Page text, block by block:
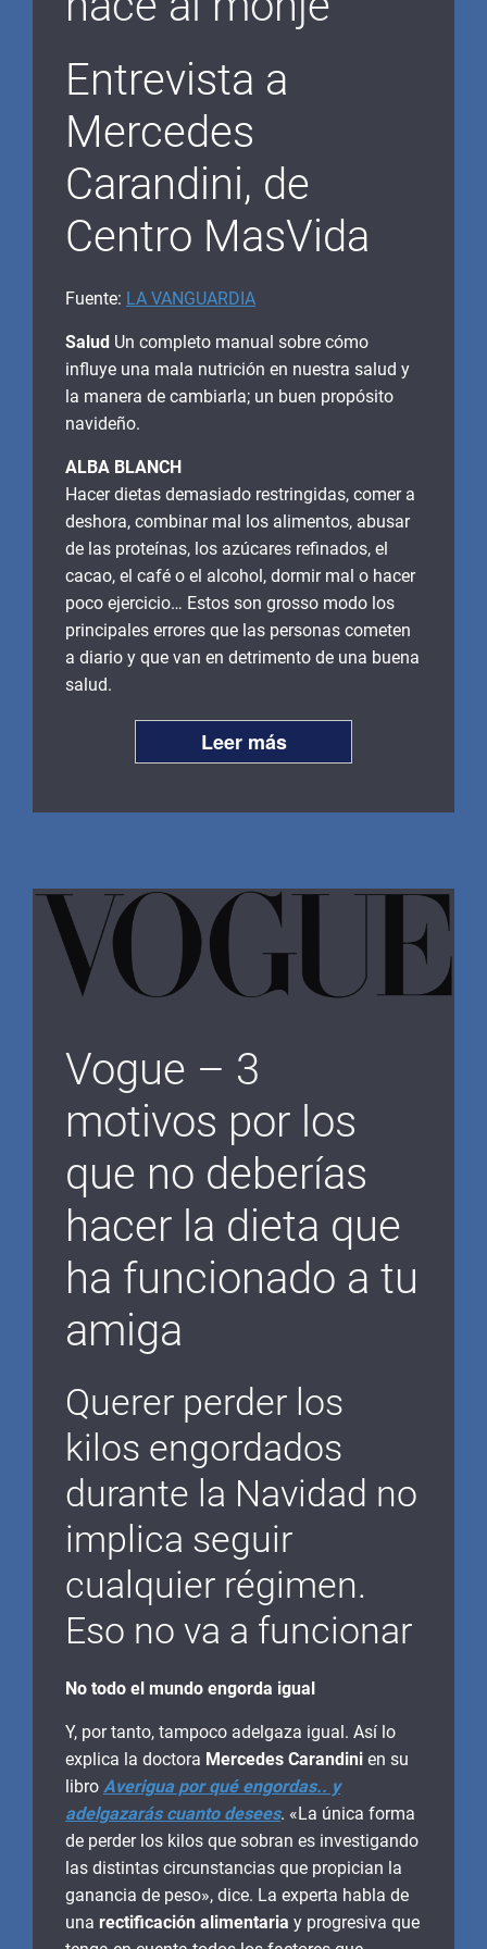
Entrevista a
Mercedes
Carandini, de
Centro MasVida
Fuente: LA VANGUARDIA
Salud Un completo manual sobre cómo
influye una mala nutrición en nuestra salud y
la manera de cambiarla; un buen propósito
navideño.
ALBA BLANCH
Hacer dietas demasiado restringidas, comer a
deshora, combinar mal los alimentos, abusar
de las proteínas, los azúcares refinados, el
cacao, el café o el alcohol, dormir mal o hacer
poco ejercicio… Estos son grosso modo los
principales errores que las personas cometen
a diario y que van en detrimento de una buena
salud.
Leer más
Vogue – 3
motivos por los
que no deberías
hacer la dieta que
ha funcionado a tu
amiga
Querer perder los
kilos engordados
durante la Navidad no
implica seguir
cualquier régimen.
Eso no va a funcionar
No todo el mundo engorda igual
Y, por tanto, tampoco adelgaza igual. Así lo
explica la doctora Mercedes Carandini en su
libro Averigua por qué engordas.. y
adelgazarás cuanto desees. «La única forma
de perder los kilos que sobran es investigando
las distintas circunstancias que propician la
ganancia de peso», dice. La experta habla de
una rectificación alimentaria y progresiva que